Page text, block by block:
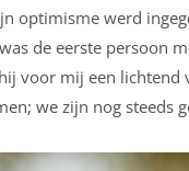
optimisme werd
de eerste persoon
voor mij een lichtend
we zijn nog steeds